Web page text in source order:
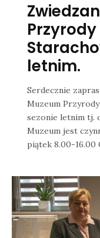
Przyrody
letnim.
Serdecznie
Muzeum Przyrody
sezonie letnim tj.
Muzeum jest czynne w